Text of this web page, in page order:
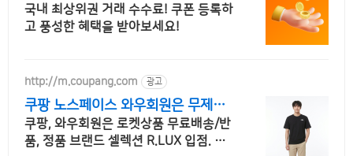
원 혜택
국내 최상위권 거래 수수료! 쿠폰 등록하
고 풍성한 혜택을 받아보세요!
http://m.coupang.com 광고
쿠팡 노스페이스 와우회원은 무제한
무료배송
쿠팡, 와우회원은 로켓상품 무료배송/반
품, 정품 브랜드 셀렉션 R.LUX 입점. 꼭